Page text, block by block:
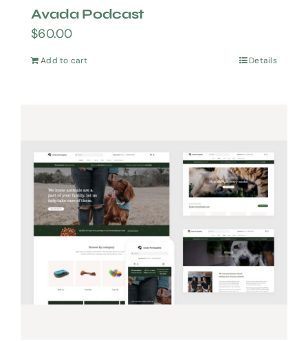
Avada Podcast
$60.00
Add to cart Details